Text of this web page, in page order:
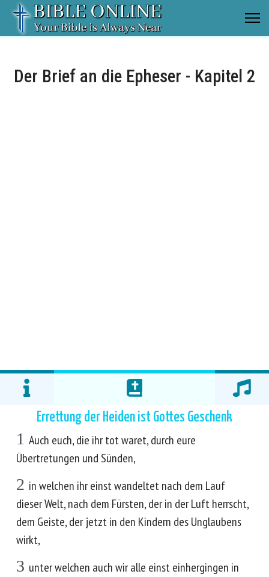
Der Brief an die Epheser - Kapitel 2
Errettung der Heiden ist Gottes Geschenk
1 Auch euch, die ihr tot waret, durch eure
Übertretungen und Sünden,
2 in welchen ihr einst wandeltet nach dem Lauf
dieser Welt, nach dem Fürsten, der in der Luft herrscht,
dem Geiste, der jetzt in den Kindern des Unglaubens
wirkt,
3 unter welchen auch wir alle einst einhergingen in